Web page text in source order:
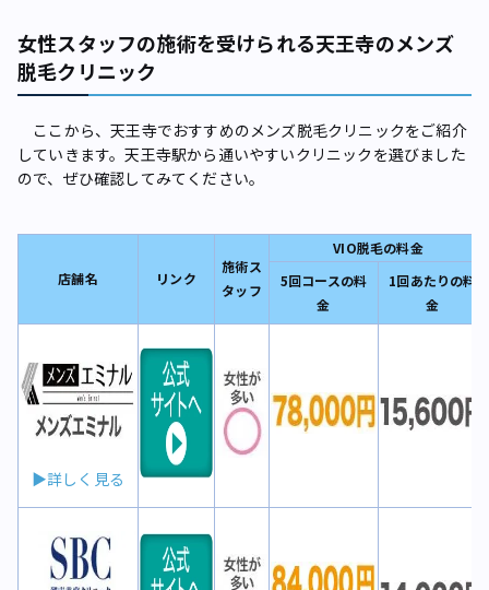
女性スタッフの施術を受けられる天王寺のメンズ
脱毛クリニック
ここから、天王寺でおすすめのメンズ脱毛クリニックをご紹介
していきます。天王寺駅から通いやすいクリニックを選びました
ので、ぜひ確認してみてください。
店舗名 リンク
施術ス
タッフ
VIO脱毛の料金
5回コースの料
金
1回あたりの料
金
▶詳しく見る